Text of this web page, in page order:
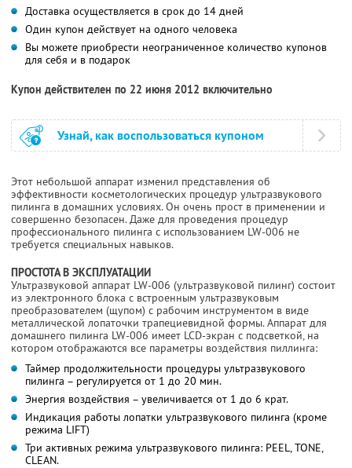
Доставка осуществляется в срок до 14 дней
Один купон действует на одного человека
Вы можете приобрести неограниченное количество купонов
для себя и в подарок
Купон действителен по 22 июня 2012 включительно
Узнай, как воспользоваться купоном
Этот небольшой аппарат изменил представления об
эффективности косметологических процедур ультразвукового
пилинга в домашних условиях. Он очень прост в применении и
совершенно безопасен. Даже для проведения процедур
профессионального пилинга с использованием LW-006 не
требуется специальных навыков.
ПРОСТОТА В ЭКСПЛУАТАЦИИ
Ультразвуковой аппарат LW-006 (ультразвуковой пилинг) состоит
из электронного блока с встроенным ультразвуковым
преобразователем (щупом) с рабочим инструментом в виде
металлической лопаточки трапециевидной формы. Аппарат для
домашнего пилинга LW-006 имеет LCD-экран с подсветкой, на
котором отображаются все параметры воздействия пиллинга:
Таймер продолжительности процедуры ультразвукового
пилинга – регулируется от 1 до 20 мин.
Энергия воздействия – увеличивается от 1 до 6 крат.
Индикация работы лопатки ультразвукового пилинга (кроме
режима LIFT)
Три активных режима ультразвукового пилинга: PEEL, TONE,
CLEAN.